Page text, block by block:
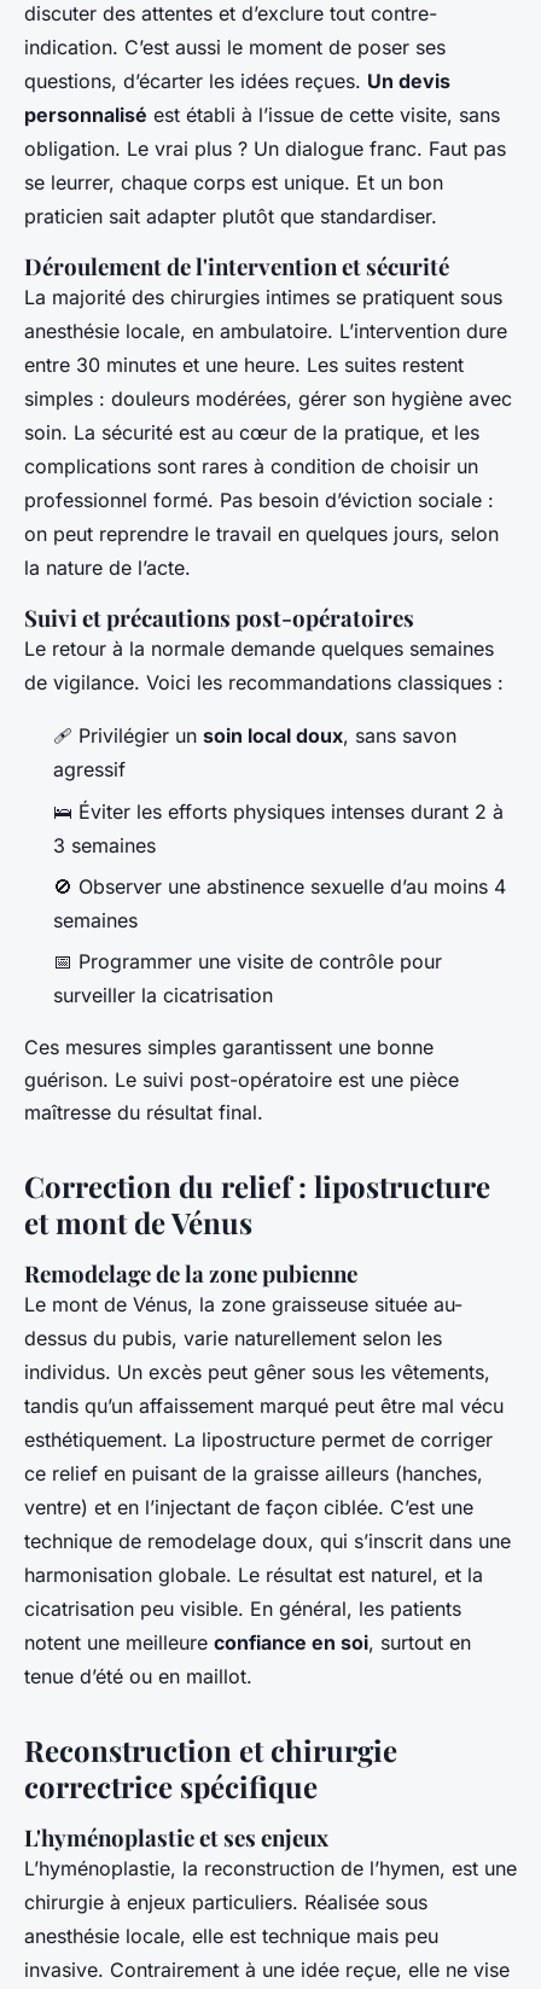
discuter des attentes et d’exclure tout contre-
indication. C’est aussi le moment de poser ses
questions, d’écarter les idées reçues. Un devis
personnalisé est établi à l’issue de cette visite, sans
obligation. Le vrai plus ? Un dialogue franc. Faut pas
se leurrer, chaque corps est unique. Et un bon
praticien sait adapter plutôt que standardiser.
Déroulement de l'intervention et sécurité
La majorité des chirurgies intimes se pratiquent sous
anesthésie locale, en ambulatoire. L’intervention dure
entre 30 minutes et une heure. Les suites restent
simples : douleurs modérées, gérer son hygiène avec
soin. La sécurité est au cœur de la pratique, et les
complications sont rares à condition de choisir un
professionnel formé. Pas besoin d’éviction sociale :
on peut reprendre le travail en quelques jours, selon
la nature de l’acte.
Suivi et précautions post-opératoires
Le retour à la normale demande quelques semaines
de vigilance. Voici les recommandations classiques :
🩹 Privilégier un soin local doux, sans savon
agressif
🛌 Éviter les efforts physiques intenses durant 2 à
3 semaines
🚫 Observer une abstinence sexuelle d’au moins 4
semaines
📅 Programmer une visite de contrôle pour
surveiller la cicatrisation
Ces mesures simples garantissent une bonne
guérison. Le suivi post-opératoire est une pièce
maîtresse du résultat final.
Correction du relief : lipostructure
et mont de Vénus
Remodelage de la zone pubienne
Le mont de Vénus, la zone graisseuse située au-
dessus du pubis, varie naturellement selon les
individus. Un excès peut gêner sous les vêtements,
tandis qu’un affaissement marqué peut être mal vécu
esthétiquement. La lipostructure permet de corriger
ce relief en puisant de la graisse ailleurs (hanches,
ventre) et en l’injectant de façon ciblée. C’est une
technique de remodelage doux, qui s’inscrit dans une
harmonisation globale. Le résultat est naturel, et la
cicatrisation peu visible. En général, les patients
notent une meilleure confiance en soi, surtout en
tenue d’été ou en maillot.
Reconstruction et chirurgie
correctrice spécifique
L'hyménoplastie et ses enjeux
L’hyménoplastie, la reconstruction de l’hymen, est une
chirurgie à enjeux particuliers. Réalisée sous
anesthésie locale, elle est technique mais peu
invasive. Contrairement à une idée reçue, elle ne vise